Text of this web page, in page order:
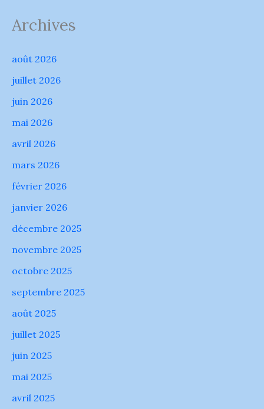
Archives
août 2026
juillet 2026
juin 2026
mai 2026
avril 2026
mars 2026
février 2026
janvier 2026
décembre 2025
novembre 2025
octobre 2025
septembre 2025
août 2025
juillet 2025
juin 2025
mai 2025
avril 2025